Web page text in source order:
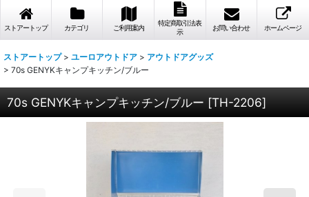
ストアートップ カテゴリ ご利用案内
特定商取引法表
示
お問い合わせ ホームページ
ストアートップ > ユーロアウトドア > アウトドアグッズ
> 70s GENYKキャンプキッチン/ブルー
70s GENYKキャンプキッチン/ブルー [TH-2206]